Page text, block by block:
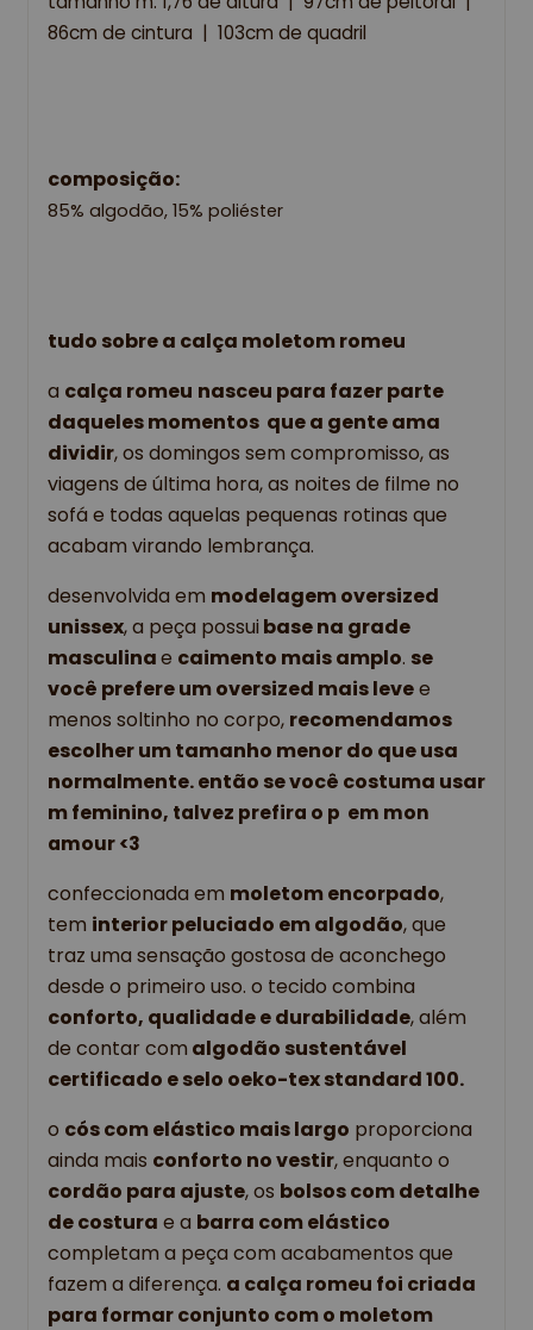
86cm de cintura  |  103cm de quadril
composição:
85% algodão, 15% poliéster
tudo sobre a calça moletom romeu
a calça romeu nasceu para fazer parte
daqueles momentos  que a gente ama
dividir, os domingos sem compromisso, as
viagens de última hora, as noites de filme no
sofá e todas aquelas pequenas rotinas que
acabam virando lembrança.
desenvolvida em modelagem oversized
unissex, a peça possui base na grade
masculina e caimento mais amplo. se
você prefere um oversized mais leve e
menos soltinho no corpo, recomendamos
escolher um tamanho menor do que usa
normalmente. então se você costuma usar
m feminino, talvez prefira o p  em mon
amour <3
confeccionada em moletom encorpado,
tem interior peluciado em algodão, que
traz uma sensação gostosa de aconchego
conforto, qualidade e durabilidade, além
de contar com algodão sustentável
certificado e selo oeko-tex standard 100.
o cós com elástico mais largo proporciona
ainda mais conforto no vestir
cordão para ajuste, os bolsos com detalhe
de costura e a barra com elástico
completam a peça com acabamentos que
fazem a diferença. a calça romeu foi criada
para formar conjunto com o moletom